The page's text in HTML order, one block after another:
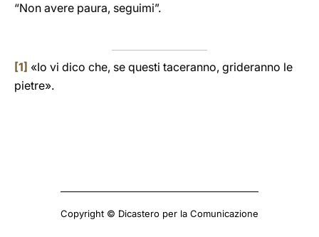
“Non avere paura, seguimi”.
[1] «Io vi dico che, se questi taceranno, grideranno le
pietre».
Copyright © Dicastero per la Comunicazione